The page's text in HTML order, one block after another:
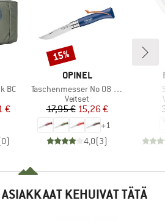
BC
hinta
€
0)
MERKKI
OPINEL
Tuote
Taschenmesser No 08 Colorama
Tuoteryhmä
Veitset
Hinta
17,95 € Alennettu hinta
15,26 €
+1
4,0(3)
Alennus
15%
KEHUIVAT TÄTÄ